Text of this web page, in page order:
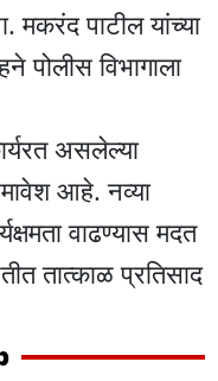
मकरंद पाटील यांच्या
पोलीस विभागाला
असलेल्या
आहे. नव्या
वाढण्यास मदत
तात्काळ प्रतिसाद